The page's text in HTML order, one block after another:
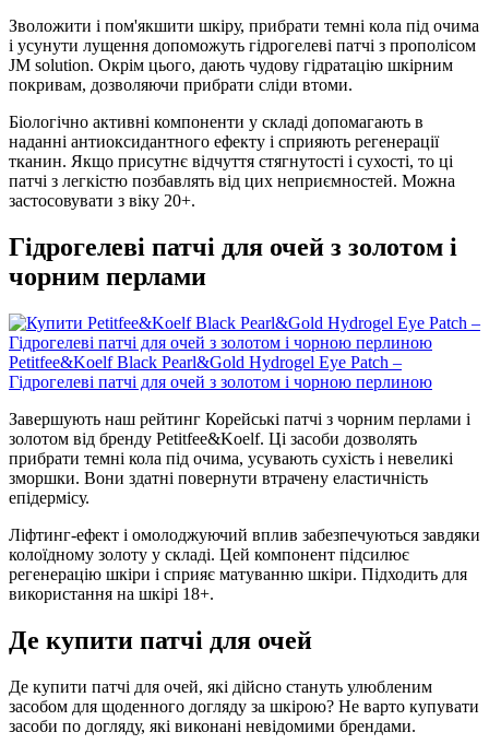
Зволожити і пом'якшити шкіру, прибрати темні кола під очима
і усунути лущення допоможуть гідрогелеві патчі з прополісом
JM solution. Окрім цього, дають чудову гідратацію шкірним
покривам, дозволяючи прибрати сліди втоми.
Біологічно активні компоненти у складі допомагають в
наданні антиоксидантного ефекту і сприяють регенерації
тканин. Якщо присутнє відчуття стягнутості і сухості, то ці
патчі з легкістю позбавлять від цих неприємностей. Можна
застосовувати з віку 20+.
Гідрогелеві патчі для очей з золотом і
чорним перлами
Petitfee&Koelf Black Pearl&Gold Hydrogel Eye Patch –
Гідрогелеві патчі для очей з золотом і чорною перлиною
Завершують наш рейтинг Корейські патчі з чорним перлами і
золотом від бренду Petitfee&Koelf. Ці засоби дозволять
прибрати темні кола під очима, усувають сухість і невеликі
зморшки. Вони здатні повернути втрачену еластичність
епідермісу.
Ліфтинг-ефект і омолоджуючий вплив забезпечуються завдяки
колоїдному золоту у складі. Цей компонент підсилює
регенерацію шкіри і сприяє матуванню шкіри. Підходить для
використання на шкірі 18+.
Де купити патчі для очей
Де купити патчі для очей, які дійсно стануть улюбленим
засобом для щоденного догляду за шкірою? Не варто купувати
засоби по догляду, які виконані невідомими брендами.